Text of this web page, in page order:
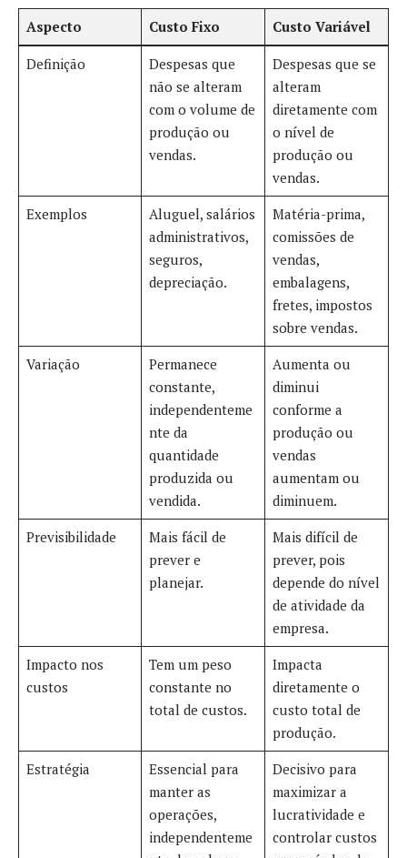
Aspecto Custo Fixo Custo Variável
Definição
Despesas que
não se alteram
com o volume de
produção ou
vendas.
Despesas que se
alteram
diretamente com
o nível de
produção ou
vendas.
Exemplos
Aluguel, salários
administrativos,
seguros,
depreciação.
Matéria-prima,
comissões de
vendas,
embalagens,
fretes, impostos
sobre vendas.
Variação
Permanece
constante,
independenteme
nte da
quantidade
produzida ou
vendida.
Aumenta ou
diminui
conforme a
produção ou
vendas
aumentam ou
diminuem.
Previsibilidade
Mais fácil de
prever e
planejar.
Mais difícil de
prever, pois
depende do nível
de atividade da
empresa.
Impacto nos
custos
Tem um peso
constante no
total de custos.
Impacta
diretamente o
custo total de
produção.
Estratégia
Essencial para
manter as
operações,
independenteme
Decisivo para
maximizar a
lucratividade e
controlar custos